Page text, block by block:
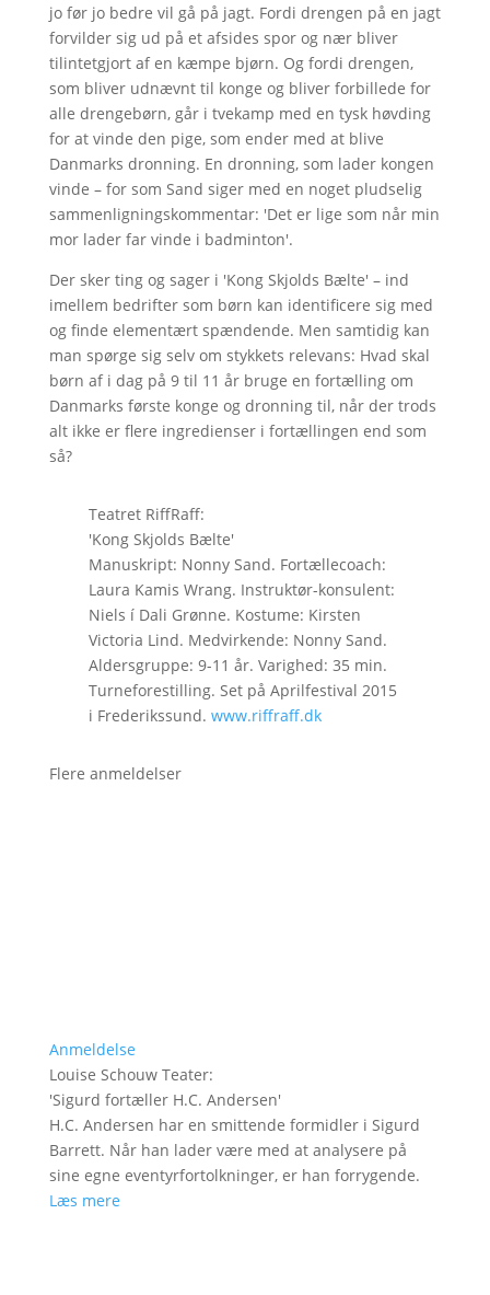
jo før jo bedre vil gå på jagt. Fordi drengen på en jagt
forvilder sig ud på et afsides spor og nær bliver
tilintetgjort af en kæmpe bjørn. Og fordi drengen,
som bliver udnævnt til konge og bliver forbillede for
alle drengebørn, går i tvekamp med en tysk høvding
for at vinde den pige, som ender med at blive
Danmarks dronning. En dronning, som lader kongen
vinde – for som Sand siger med en noget pludselig
sammenligningskommentar: 'Det er lige som når min
mor lader far vinde i badminton'.
Der sker ting og sager i 'Kong Skjolds Bælte' – ind
imellem bedrifter som børn kan identificere sig med
og finde elementært spændende. Men samtidig kan
man spørge sig selv om stykkets relevans: Hvad skal
børn af i dag på 9 til 11 år bruge en fortælling om
Danmarks første konge og dronning til, når der trods
alt ikke er flere ingredienser i fortællingen end som
så?
Teatret RiffRaff:
'Kong Skjolds Bælte'
Manuskript: Nonny Sand. Fortællecoach:
Laura Kamis Wrang. Instruktør-konsulent:
Niels í Dali Grønne. Kostume: Kirsten
Victoria Lind. Medvirkende: Nonny Sand.
Aldersgruppe: 9-11 år. Varighed: 35 min.
Turneforestilling. Set på Aprilfestival 2015
i Frederikssund. www.riffraff.dk
Flere anmeldelser
Anmeldelse
Louise Schouw Teater:
'Sigurd fortæller H.C. Andersen'
H.C. Andersen har en smittende formidler i Sigurd
Barrett. Når han lader være med at analysere på
sine egne eventyrfortolkninger, er han forrygende.
Læs mere